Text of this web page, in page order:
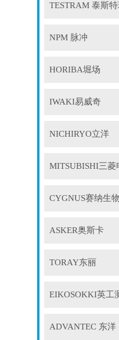
TESTRAM 泰斯
NPM 脉冲
HORIBA堀场
IWAKI易威奇
NICHIRYO立洋
MITSUBISHI三菱
CYGNUS赛纳生物
ASKER奥斯卡
TORAY东丽
EIKOSOKKI英工
ADVANTEC 东洋